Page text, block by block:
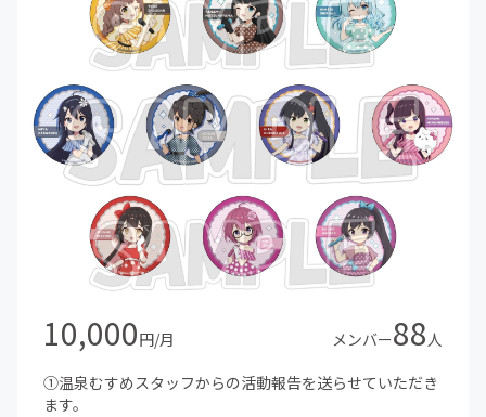
10,000円/月 メンバー88人
①温泉むすめスタッフからの活動報告を送らせていただき
ます。